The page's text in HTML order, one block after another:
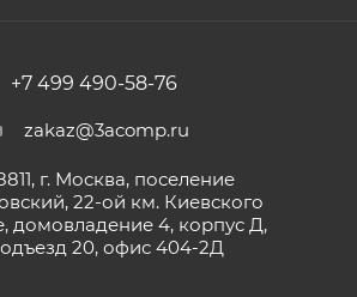
+7 499 490-58-76
zakaz@3acomp.ru
г. Москва, поселение
22-ой км. Киевского
домовладение 4, корпус Д,
20, офис 404-2Д